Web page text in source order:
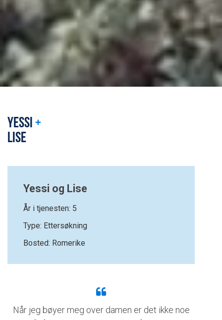
YESSI+
LISE
Yessi og Lise
År i tjenesten: 5
Type: Ettersøkning
Bosted: Romerike
Når jeg bøyer meg over damen er det ikke noe